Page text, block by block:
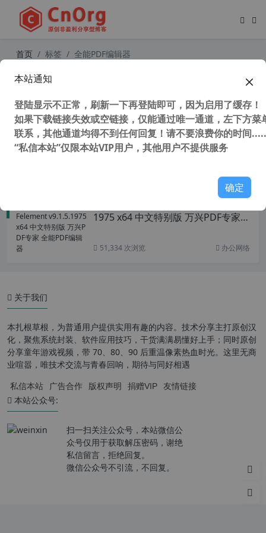
首页 标签 全能PDF编辑器
PDF编辑转换工具 Master PDF Edito
1975 x64 中文特别版 万兴PDF专家
51,334 次浏览 办公网络
关于我们
本扎根草根，为普通用户提供实用有趣的内容。技术分享主打原创汉
化，聚焦系统封装、软件应用技巧，干货满满易懂好上手；同时原创
分享童年游戏视频，带 70、80、90 后重温像素热血时光。这里无商
业喧嚣，唯技术交流与青春回响，期待与同好相遇
私信本站 广告合作 版权声明 捐赠VIP 友情链接
本站公众号:
扫一扫关注公众号，本站微信公
众号仅用于获取解压密码，谢绝
私信留言，拒绝回复。
微信公众号不引流，不回复。
本站通知
登陆显示不正常，刷新一下再登陆即可，因为启用了缓存！
如果下载链接失效或空链接，仅能通过唯一通道，左下方菜
联系，其他通道均得不到任何回复！请不要浪费你的时间
“私信本站”仅限本站VIP用户，其他用户不提供服务
确定